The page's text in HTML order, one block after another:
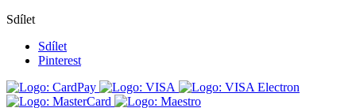
Sdílet
Sdílet
Pinterest